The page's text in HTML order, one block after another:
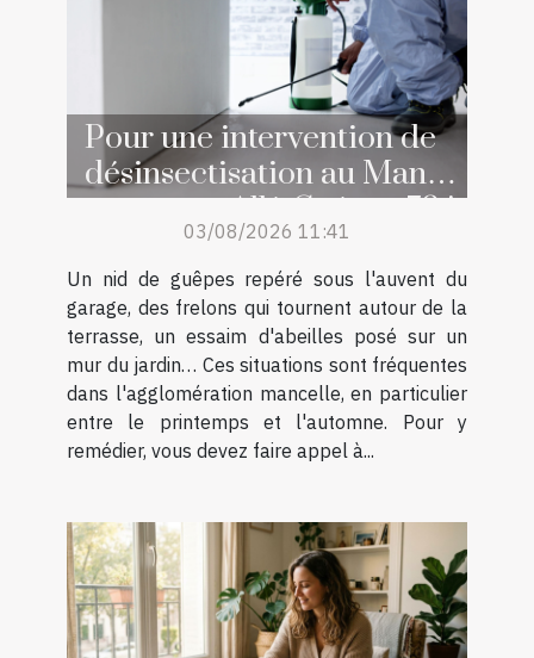
Pour une intervention de
désinsectisation au Mans,
contactez Allô Guêpes 72 !
03/08/2026 11:41
Un nid de guêpes repéré sous l'auvent du
garage, des frelons qui tournent autour de la
terrasse, un essaim d'abeilles posé sur un
mur du jardin… Ces situations sont fréquentes
dans l'agglomération mancelle, en particulier
entre le printemps et l'automne. Pour y
remédier, vous devez faire appel à...